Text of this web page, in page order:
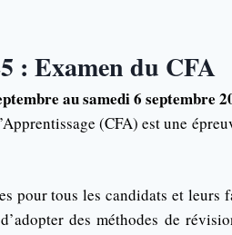
: Examen du CFA
au samedi 6 septembre
(CFA) est une
pour tous les candidats et
des méthodes de